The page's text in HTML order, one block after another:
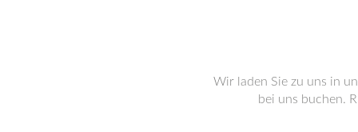
Wir laden Sie zu uns in
bei uns buchen.